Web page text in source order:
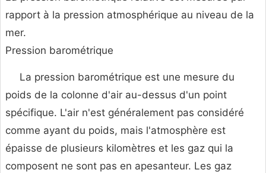
rapport à la pression atmosphérique au niveau de la
mer.
Pression barométrique
La pression barométrique est une mesure du
poids de la colonne d'air au-dessus d'un point
spécifique. L'air n'est généralement pas considéré
comme ayant du poids, mais l'atmosphère est
épaisse de plusieurs kilomètres et les gaz qui la
composent ne sont pas en apesanteur. Les gaz